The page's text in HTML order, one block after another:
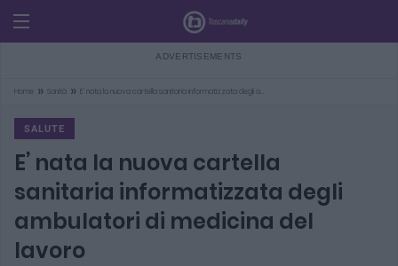
Home » Sanità » E’ nata la nuova cartella sanitaria informatizzata degli a…
SALUTE
E’ nata la nuova cartella
sanitaria informatizzata degli
ambulatori di medicina del
lavoro